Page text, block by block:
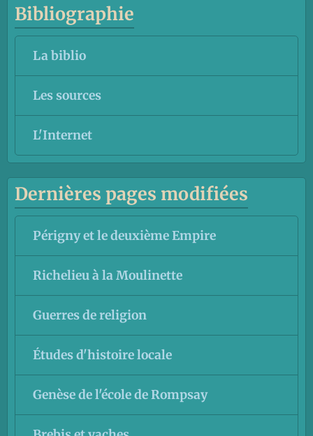
Bibliographie
La biblio
Les sources
L'Internet
Dernières pages modifiées
Périgny et le deuxième Empire
Richelieu à la Moulinette
Guerres de religion
Études d'histoire locale
Genèse de l'école de Rompsay